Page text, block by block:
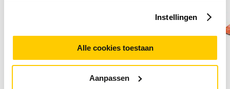
Instellingen
Alle cookies toestaan
Aanpassen